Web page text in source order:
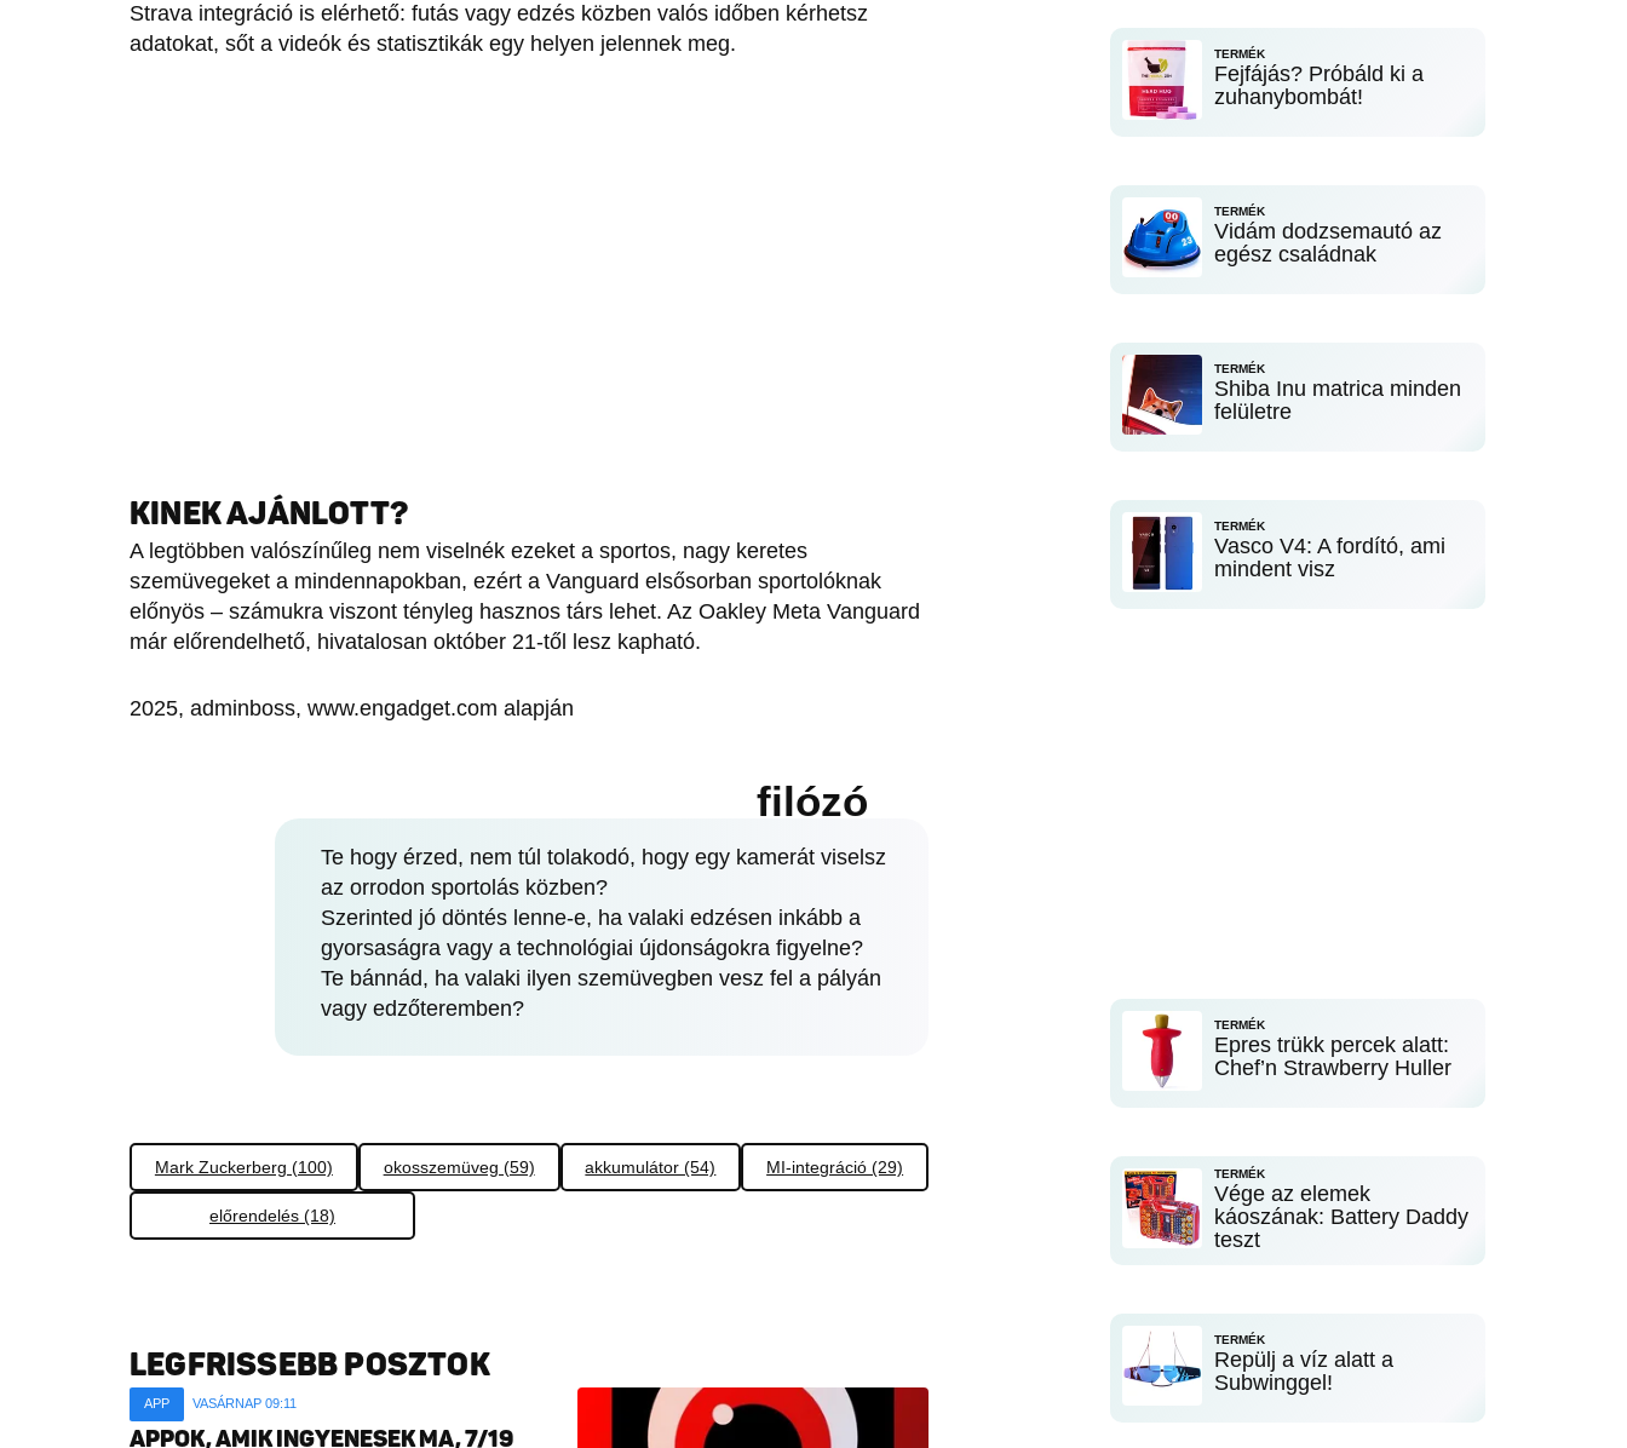
Strava integráció is elérhető: futás vagy edzés közben valós időben kérhetsz
adatokat, sőt a videók és statisztikák egy helyen jelennek meg.
KINEK AJÁNLOTT?
A legtöbben valószínűleg nem viselnék ezeket a sportos, nagy keretes
szemüvegeket a mindennapokban, ezért a Vanguard elsősorban sportolóknak
előnyös – számukra viszont tényleg hasznos társ lehet. Az Oakley Meta Vanguard
már előrendelhető, hivatalosan október 21-től lesz kapható.
2025, adminboss, www.engadget.com alapján
filózó
Te hogy érzed, nem túl tolakodó, hogy egy kamerát viselsz
az orrodon sportolás közben?
Szerinted jó döntés lenne-e, ha valaki edzésen inkább a
gyorsaságra vagy a technológiai újdonságokra figyelne?
Te bánnád, ha valaki ilyen szemüvegben vesz fel a pályán
vagy edzőteremben?
Mark Zuckerberg (100) okosszemüveg (59) akkumulátor (54) MI-integráció (29)
előrendelés (18)
LEGFRISSEBB POSZTOK
APP VASÁRNAP 09:11
APPOK, AMIK INGYENESEK MA, 7/19
TERMÉK
Fejfájás? Próbáld ki a
zuhanybombát!
TERMÉK
Vidám dodzsemautó az
egész családnak
TERMÉK
Shiba Inu matrica minden
felületre
TERMÉK
Vasco V4: A fordító, ami
mindent visz
TERMÉK
Epres trükk percek alatt:
Chef’n Strawberry Huller
TERMÉK
Vége az elemek
káoszának: Battery Daddy
teszt
TERMÉK
Repülj a víz alatt a
Subwinggel!